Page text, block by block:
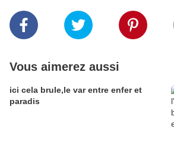
Vous aimerez aussi
ici cela brule,le var entre enfer et
paradis